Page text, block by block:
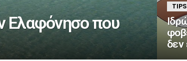
Ελαφόνησο που
TIPS
δεν